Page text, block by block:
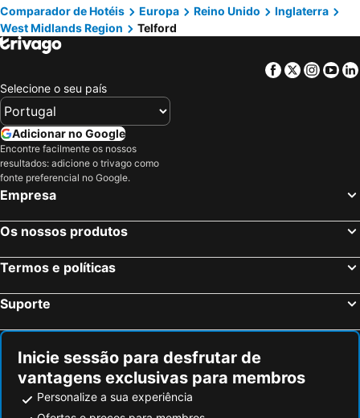
Stow-on-the-Wold, Inglaterra Hotéis
Shrewsbury, Inglaterra Hotéis
Wigan, Inglaterra Hotéis
Cannock, Inglaterra Hotéis
Stockport, Inglaterra Hotéis
Birmingham, Inglaterra Hotéis
Oxford, Inglaterra Hotéis
Cambridge, Inglaterra Hotéis
Nottingham, Inglaterra Hotéis
Peterborough, Inglaterra Hotéis
Milton Keynes, Inglaterra Hotéis
Edimburgo, Escócia Hotéis
Liverpool, Inglaterra Hotéis
Glasgow, Escócia Hotéis
Inverness, Escócia Hotéis
Comparador de Hotéis Europa Reino Unido
Inglaterra
West Midlands Region
Telford
Facebook
Twitter
Selecione o seu país
Adicionar no Google
Encontre facilmente os nossos
resultados: adicione o trivago como
fonte preferencial no Google.
Empresa
Os nossos produtos
Termos e políticas
Suporte
Inicie sessão para desfrutar de
vantagens exclusivas para membros
Personalize a sua experiência